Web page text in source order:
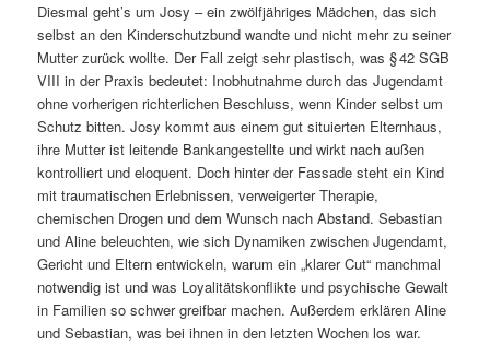
Diesmal geht’s um Josy – ein zwölfjähriges Mädchen, das sich
selbst an den Kinderschutzbund wandte und nicht mehr zu seiner
Mutter zurück wollte. Der Fall zeigt sehr plastisch, was § 42 SGB
VIII in der Praxis bedeutet: Inobhutnahme durch das Jugendamt
ohne vorherigen richterlichen Beschluss, wenn Kinder selbst um
Schutz bitten. Josy kommt aus einem gut situierten Elternhaus,
ihre Mutter ist leitende Bankangestellte und wirkt nach außen
kontrolliert und eloquent. Doch hinter der Fassade steht ein Kind
mit traumatischen Erlebnissen, verweigerter Therapie,
chemischen Drogen und dem Wunsch nach Abstand. Sebastian
und Aline beleuchten, wie sich Dynamiken zwischen Jugendamt,
Gericht und Eltern entwickeln, warum ein „klarer Cut“ manchmal
notwendig ist und was Loyalitätskonflikte und psychische Gewalt
in Familien so schwer greifbar machen. Außerdem erklären Aline
und Sebastian, was bei ihnen in den letzten Wochen los war.